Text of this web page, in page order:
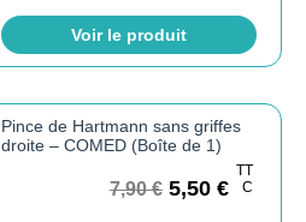
Voir le produit
Pince de Hartmann sans griffes
droite – COMED (Boîte de 1)
7,90€ 5,50 €
TT
C